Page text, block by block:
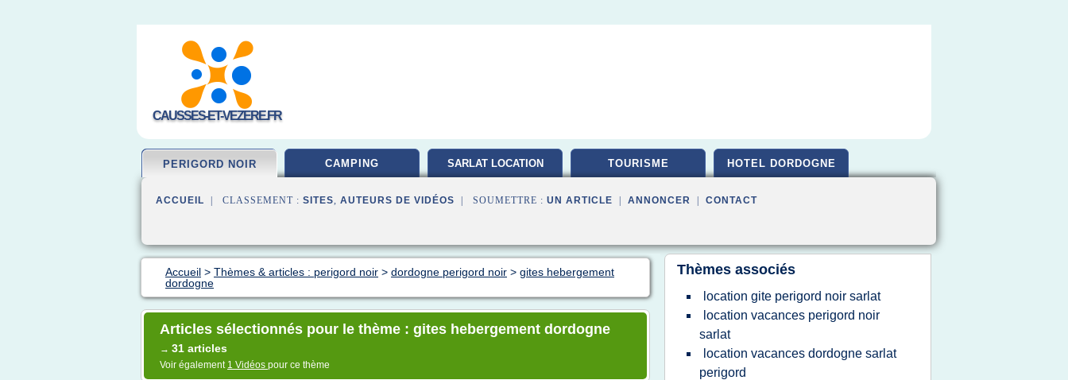
CAUSSES-ET-VEZERE.FR
PERIGORD NOIR CAMPING SARLAT LOCATION TOURISME HOTEL DORDOGNE
ACCUEIL | CLASSEMENT : SITES, AUTEURS DE VIDÉOS | SOUMETTRE : UN ARTICLE ANNONCER CONTACT
Accueil > Thèmes & articles : perigord noir > dordogne perigord noir > gites hebergement
dordogne
Articles sélectionnés pour le thème : gites hebergement dordogne
→ 31 articles
Voir également 1 Vidéos pour ce thème
Thèmes associés
location gite perigord noir sarlat
location vacances perigord noir
sarlat
location vacances dordogne sarlat
perigord